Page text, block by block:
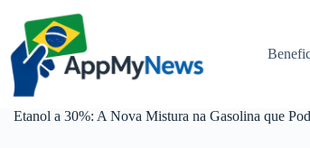
conteúdo
Etanol a 30%: A Nova Mistura na Gasolina que